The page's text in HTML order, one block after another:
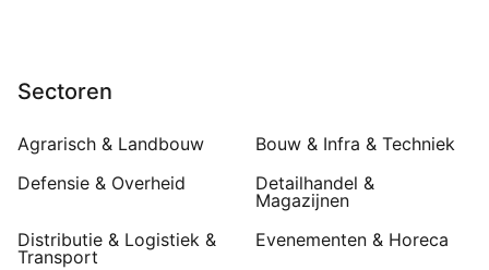
Sectoren
Agrarisch & Landbouw
Bouw & Infra & Techniek
Defensie & Overheid
Detailhandel &
Magazijnen
Distributie & Logistiek &
Transport
Evenementen & Horeca